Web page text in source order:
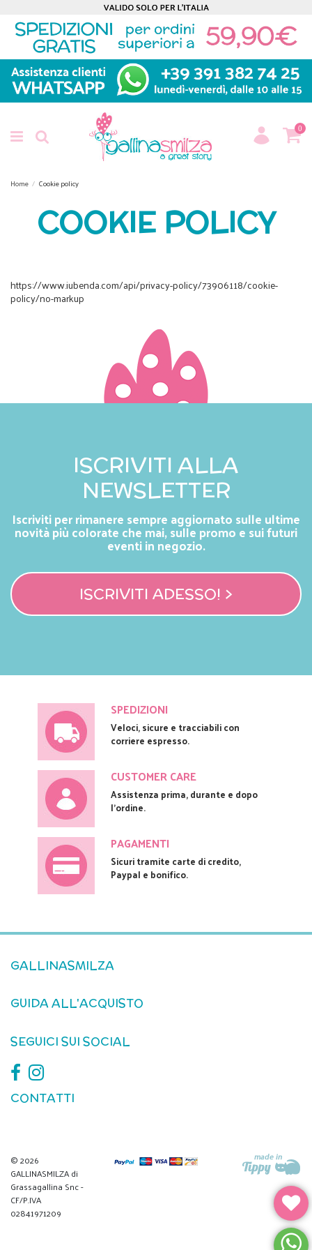
0
Home Cookie policy
COOKIE POLICY
https://www.iubenda.com/api/privacy-policy/73906118/cookie-
policy/no-markup
ISCRIVITI ALLA
NEWSLETTER
Iscriviti per rimanere sempre aggiornato sulle ultime
novità più colorate che mai, sulle promo e sui futuri
eventi in negozio.
ISCRIVITI ADESSO! >
SPEDIZIONI
Veloci, sicure e tracciabili con
corriere espresso.
CUSTOMER CARE
Assistenza prima, durante e dopo
l'ordine.
PAGAMENTI
Sicuri tramite carte di credito,
Paypal e bonifico.
GALLINASMILZA
GUIDA ALL'ACQUISTO
SEGUICI SUI SOCIAL
CONTATTI
© 2026
GALLINASMILZA di
Grassagallina Snc -
CF/P.IVA
02841971209